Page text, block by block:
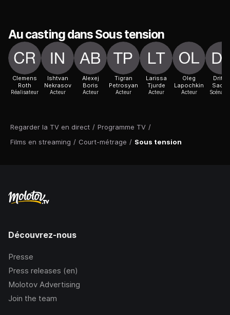
Regarder la TV en direct / Programme TV /
Films en streaming / Court-métrage / Sous tension
Au casting dans Sous tension
Clemens
Roth
Réalisateur
Ishtvan
Nekrasov
Acteur
Alexej
Boris
Acteur
Tigran
Petrosyan
Acteur
Larissa
Tjurde
Acteur
Oleg
Lapochkin
Acteur
Driton
Découvrez-nous
Presse
Press releases (en)
Molotov Advertising
Join the team